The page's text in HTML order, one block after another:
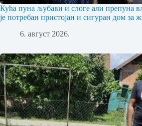
Кућа пуна љубави и слоге али препуна
је потребан пристојан и сигуран дом за
6. август 2026.